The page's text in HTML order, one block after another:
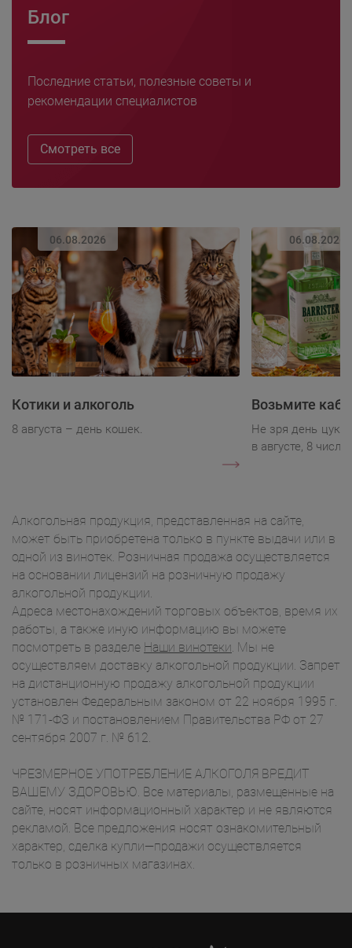
Блог
Последние статьи, полезные советы и
рекомендации специалистов
Смотреть все
06.08.2026
Котики и алкоголь
8 августа – день кошек.
06.08.2026
Возьмите
Не зря день
в августе, 8 числа.
Алкогольная продукция, представленная на сайте,
может быть приобретена только в пункте выдачи или в
одной из винотек. Розничная продажа осуществляется
на основании лицензий на розничную продажу
алкогольной продукции.
Адреса местонахождений торговых объектов, время их
работы, а также иную информацию вы можете
посмотреть в разделе Наши винотеки. Мы не
осуществляем доставку алкогольной продукции. Запрет
на дистанционную продажу алкогольной продукции
установлен Федеральным законом от 22 ноября 1995 г.
№ 171-ФЗ и постановлением Правительства РФ от 27
сентября 2007 г. № 612.
ЧРЕЗМЕРНОЕ УПОТРЕБЛЕНИЕ АЛКОГОЛЯ ВРЕДИТ
ВАШЕМУ ЗДОРОВЬЮ. Все материалы, размещенные на
сайте, носят информационный характер и не являются
рекламой. Все предложения носят ознакомительный
характер, сделка купли—продажи осуществляется
только в розничных магазинах.